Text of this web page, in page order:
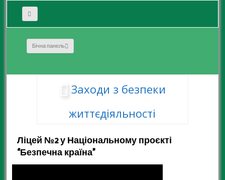
Бічна панель
Заходи з безпеки
життєдіяльності
Ліцей №2 у Національному проєкті
“Безпечна країна”